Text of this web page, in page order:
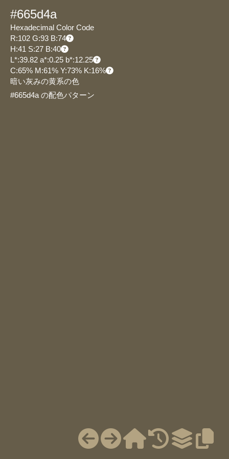
#665d4a
Hexadecimal Color Code
R:102 G:93 B:74
H:41 S:27 B:40
L*:39.82 a*:0.25 b*:12.25
C:65% M:61% Y:73% K:16%
暗い灰みの黄系の色
#665d4a の配色パターン